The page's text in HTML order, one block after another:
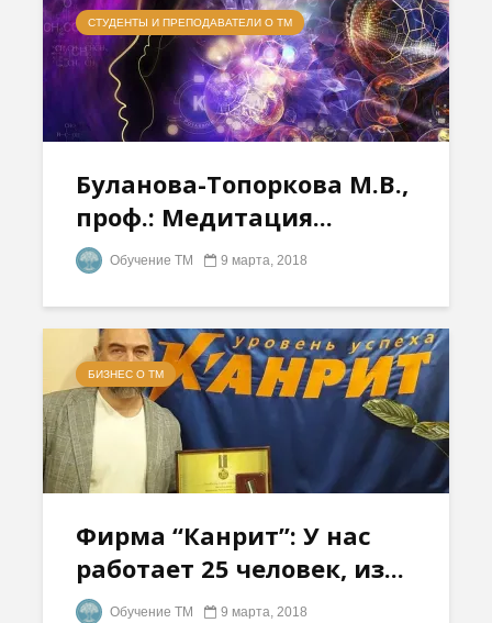
СТУДЕНТЫ И ПРЕПОДАВАТЕЛИ О ТМ
Буланова-Топоркова М.В.,
проф.: Медитация...
Обучение ТМ 9 марта, 2018
БИЗНЕС О ТМ
Фирма “Канрит”: У нас
работает 25 человек, из...
Обучение ТМ 9 марта, 2018